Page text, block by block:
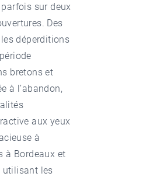
sur deux
Des
déperditions
bretons et
à l’abandon,
aux yeux
à
à Bordeaux et
utilisant les